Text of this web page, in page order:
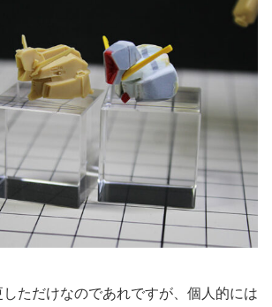
ただけなのであれですが、個人的には